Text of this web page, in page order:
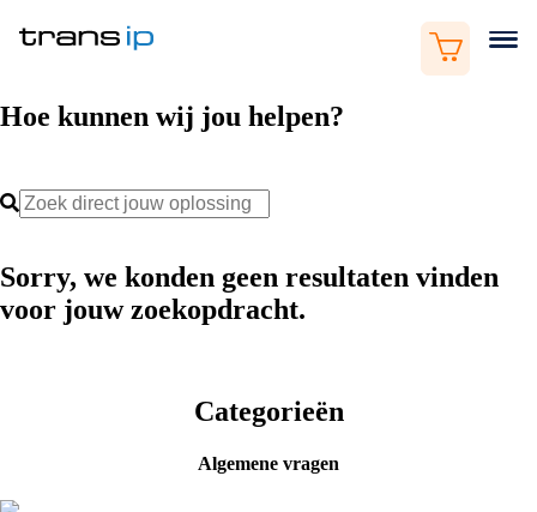
Hoe kunnen wij jou helpen?
Sorry, we konden geen resultaten vinden
voor jouw zoekopdracht.
Categorieën
Algemene vragen